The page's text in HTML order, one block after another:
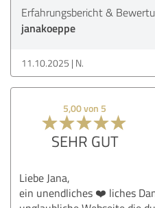
Erfahrungsbericht &
janakoeppe
11.10.2025 N.
5,00 von 5
SEHR GUT
Liebe Jana,
ein unendliches ❤️ liches